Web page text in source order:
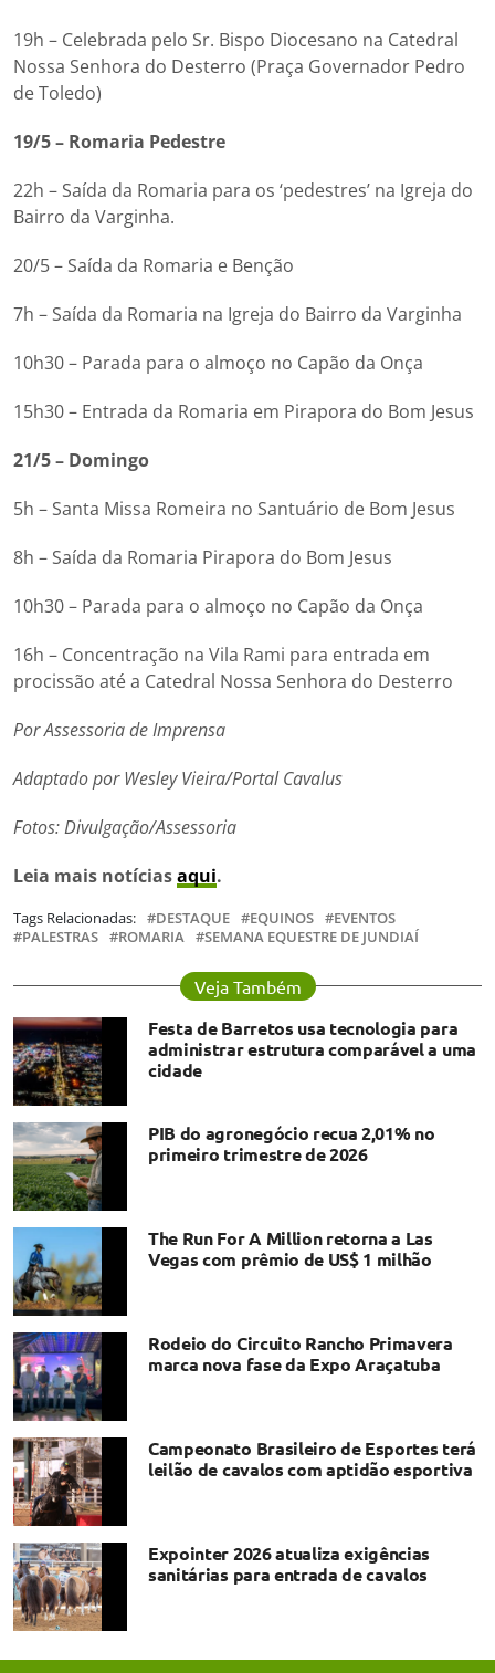
19h – Celebrada pelo Sr. Bispo Diocesano na Catedral
Nossa Senhora do Desterro (Praça Governador Pedro
de Toledo)
19/5 – Romaria Pedestre
22h – Saída da Romaria para os ‘pedestres’ na Igreja do
Bairro da Varginha.
20/5 – Saída da Romaria e Benção
7h – Saída da Romaria na Igreja do Bairro da Varginha
10h30 – Parada para o almoço no Capão da Onça
15h30 – Entrada da Romaria em Pirapora do Bom Jesus
21/5 – Domingo
5h – Santa Missa Romeira no Santuário de Bom Jesus
8h – Saída da Romaria Pirapora do Bom Jesus
10h30 – Parada para o almoço no Capão da Onça
16h – Concentração na Vila Rami para entrada em
procissão até a Catedral Nossa Senhora do Desterro
Por Assessoria de Imprensa
Adaptado por Wesley Vieira/Portal Cavalus
Fotos: Divulgação/Assessoria
Leia mais notíciasaqui.
Tags Relacionadas: DESTAQUE EQUINOS
EVENTOS
PALESTRAS
ROMARIA SEMANA EQUESTRE DE JUNDIAÍ
Veja Também
Festa de Barretos usa tecnologia para
administrar estrutura comparável a uma
cidade
PIB do agronegócio recua 2,01% no
primeiro trimestre de 2026
The Run For A Million retorna a Las
Vegas com prêmio de US$ 1 milhão
Rodeio do Circuito Rancho Primavera
marca nova fase da Expo Araçatuba
Campeonato Brasileiro de Esportes terá
leilão de cavalos com aptidão esportiva
Expointer 2026 atualiza exigências
sanitárias para entrada de cavalos